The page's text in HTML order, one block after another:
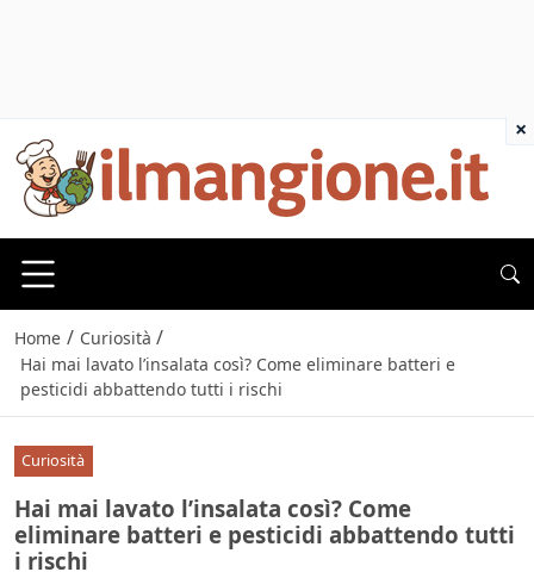
Home / Curiosità /
Hai mai lavato l’insalata così? Come eliminare batteri e
pesticidi abbattendo tutti i rischi
Curiosità
Hai mai lavato l’insalata così? Come
eliminare batteri e pesticidi abbattendo tutti
i rischi
×